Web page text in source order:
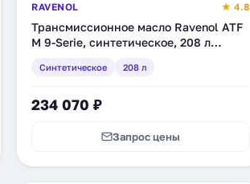
RAVENOL ★ 4.8
Трансмиссионное масло Ravenol ATF
M 9-Serie, синтетическое, 208 л
Синтетическое 208 л
234 070 ₽
Запрос цены